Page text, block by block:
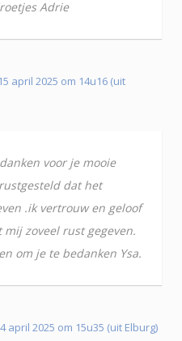
Adrie
april 2025 om 14u16 (uit
voor je mooie
dat het
.ik vertrouw en geloof
zoveel rust gegeven.
om je te bedanken Ysa.
april 2025 om 15u35 (uit Elburg)